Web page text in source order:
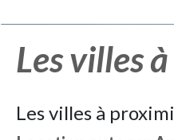
Les villes
Les villes à